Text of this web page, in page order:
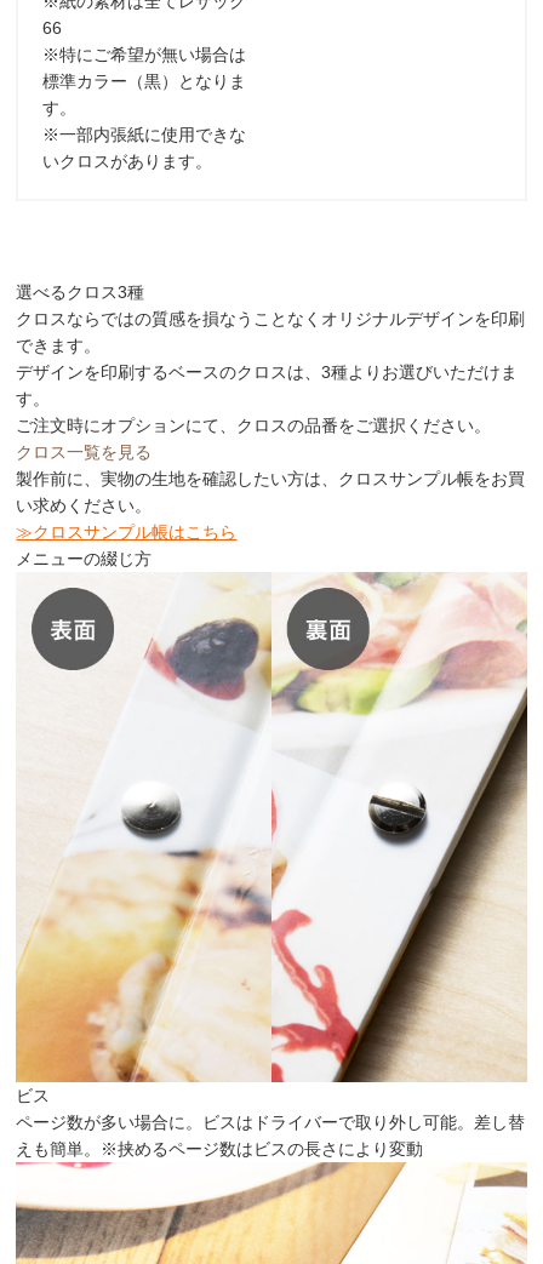
66
※特にご希望が無い場合は
標準カラー（黒）となりま
す。
※一部内張紙に使用できな
いクロスがあります。
選べるクロス3種
クロスならではの質感を損なうことなくオリジナルデザインを印刷
できます。
デザインを印刷するベースのクロスは、3種よりお選びいただけま
す。
ご注文時にオプションにて、クロスの品番をご選択ください。
クロス一覧を見る
製作前に、実物の生地を確認したい方は、クロスサンプル帳をお買
い求めください。
≫クロスサンプル帳はこちら
メニューの綴じ方
ビス
ページ数が多い場合に。ビスはドライバーで取り外し可能。差し替
えも簡単。 ※挟めるページ数はビスの長さにより変動